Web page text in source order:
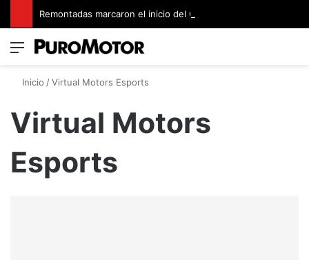
Menú
Inicio /Virtual Motors Esports
Virtual Motors
Esports